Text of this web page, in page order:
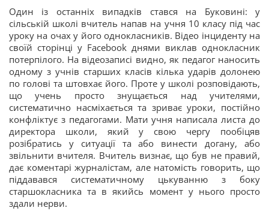
Один із останніх випадків стався на Буковині: у
сільській школі вчитель напав на учня 10 класу під час
уроку на очах у його однокласників. Відео інциденту на
своїй сторінці у Facebook днями виклав однокласник
потерпілого. На відеозаписі видно, як педагог наносить
одному з учнів старших класів кілька ударів долонею
по голові та штовхає його. Проте у школі розповідають,
що учень просто знущається над учителями,
систематично насміхається та зриває уроки, постійно
конфліктує з педагогами. Мати учня написала листа до
директора школи, який у свою чергу пообіцяв
розібратись у ситуації та або винести догану, або
звільнити вчителя. Вчитель визнає, що був не правий,
дає коментарі журналістам, але натомість говорить, що
піддавався систематичному цькуванню з боку
старшокласника та в якийсь момент у нього просто
здали нерви.